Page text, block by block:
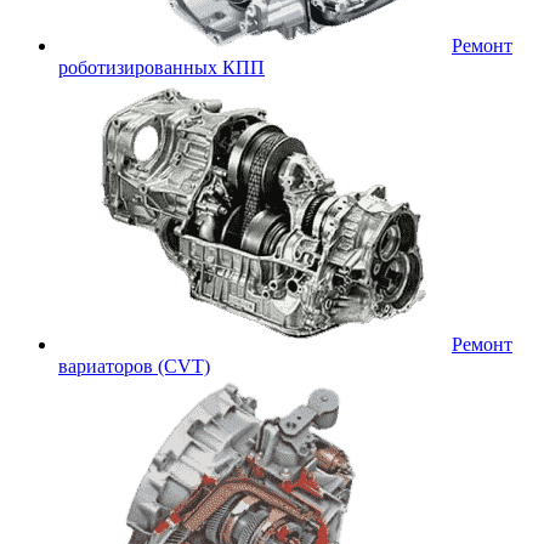
Ремонт
роботизированных КПП
Ремонт
вариаторов (CVT)